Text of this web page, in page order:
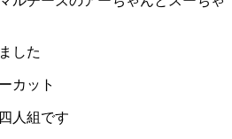
した
カット
人組です